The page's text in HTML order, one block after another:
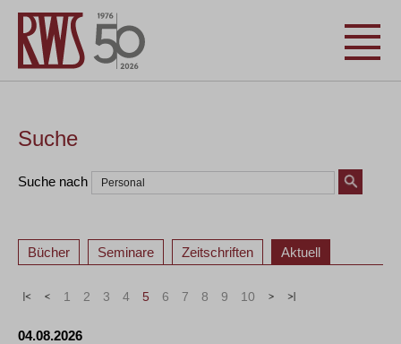
Suche
Suche nach
Bücher Seminare Zeitschriften Aktuell
« < 1 2 3 4 5 6 7 8 9 10 > »
04.08.2026